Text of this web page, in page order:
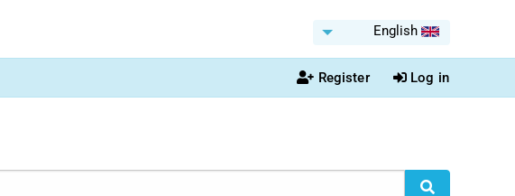
English
Register Log in